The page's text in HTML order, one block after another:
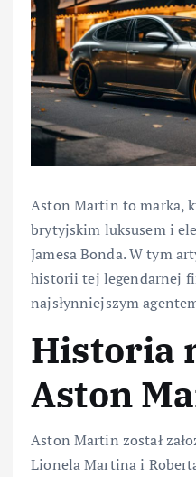
Aston Martin to marka,
brytyjskim luksusem i
Jamesa Bonda. W tym
historii tej legendarnej
najsłynniejszym
Historia
Aston
Aston Martin został
Lionela Martina i